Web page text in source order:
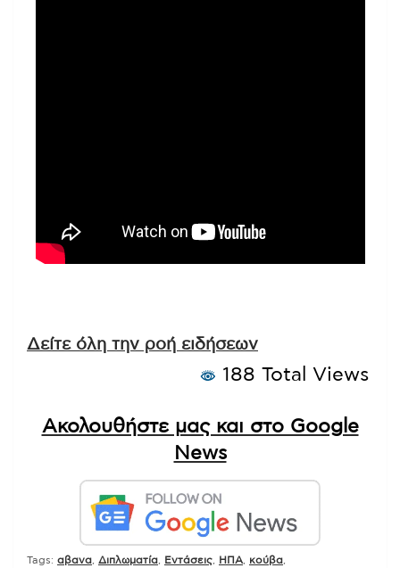
Δείτε όλη την ροή ειδήσεων
188 Total Views
Ακολουθήστε μας και στο Google
News
Tags: αβανα Διπλωματία Εντάσεις ΗΠΑ κούβα